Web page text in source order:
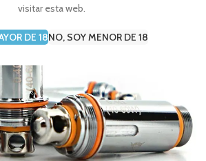
visitar esta web.
DE 18NO, SOY MENOR DE 18